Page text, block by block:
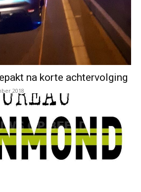
na korte achtervolging
2018